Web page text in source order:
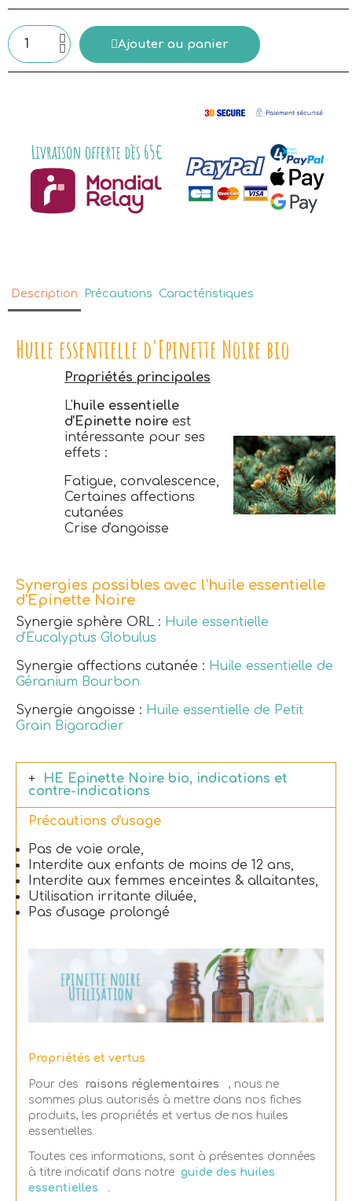
Ajouter au panier
Description Précautions Caractéristiques
Huile essentielle d'Epinette Noire bio
Propriétés principales
L'huile essentielle
d'Epinette noire est
intéressante pour ses
effets :
Fatigue, convalescence,
Certaines affections
cutanées
Crise d'angoisse
Synergies possibles avec l'huile essentielle
d'Epinette Noire
Synergie sphère ORL : Huile essentielle
d'Eucalyptus Globulus
Synergie affections cutanée : Huile essentielle de
Géranium Bourbon
Synergie angoisse : Huile essentielle de Petit
Grain Bigaradier
HE Epinette Noire bio, indications et
contre-indications
Précautions d'usage
Pas de voie orale,
Interdite aux enfants de moins de 12 ans,
Interdite aux femmes enceintes & allaitantes,
Utilisation irritante diluée,
Pas d'usage prolongé
Propriétés et vertus
Pour des raisons réglementaires
, nous ne
sommes plus autorisés à mettre dans nos fiches
produits, les propriétés et vertus de nos huiles
essentielles.
Toutes ces informations, sont à présentes données
à titre indicatif dans notre guide des huiles
essentielles
.